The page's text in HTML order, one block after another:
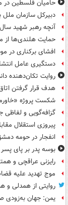
حامیان فلسطین در
دبیرکل سازمان
آنچه رهبر شهید
حمایت هلندی‌ها از
افشای برکناری در
دستگیری عامل
روایت تکان‌دهنده
هدف قرار گرفتن
شکست پروژه
گزافه‌گویی و لفاظی
پیروزی استقلال
انفجار در حومه
بوسه‌ پدر بر پای
رایزنی عراقچی و
موج تهدید علیه
روایتی از همدلی و
یمن: جهان به‌زودی